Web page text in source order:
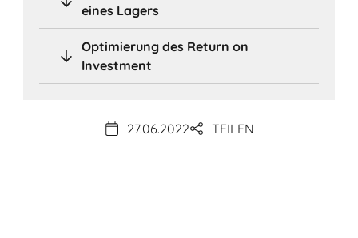
eines Lagers
Optimierung des Return on
Investment
27.06.2022 TEILEN